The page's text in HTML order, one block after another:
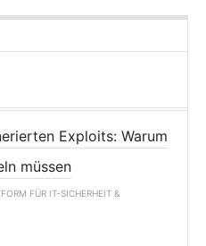
Exploits: Warum
müssen
FÜR IT-SICHERHEIT &